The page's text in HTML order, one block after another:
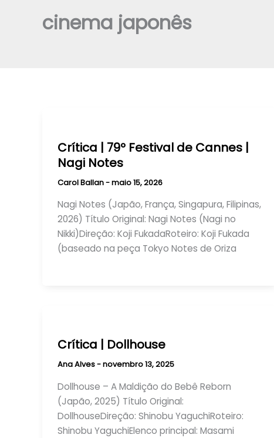
cinema japonês
Crítica | 79º Festival de Cannes |
Nagi Notes
Carol Ballan-maio 15, 2026
Nagi Notes (Japão, França, Singapura, Filipinas,
2026) Título Original: Nagi Notes (Nagi no
Nikki)Direção: Koji FukadaRoteiro: Koji Fukada
(baseado na peça Tokyo Notes de Oriza
Crítica | Dollhouse
Ana Alves-novembro 13, 2025
Dollhouse – A Maldição do Bebê Reborn
(Japão, 2025) Título Original:
DollhouseDireção: Shinobu YaguchiRoteiro:
Shinobu YaguchiElenco principal: Masami